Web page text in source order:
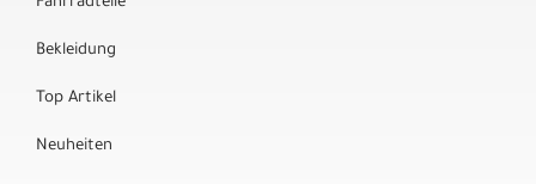
Bekleidung
Top Artikel
Neuheiten